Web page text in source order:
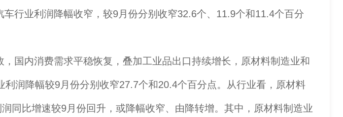
行业利润降幅收窄，较9月份分别收窄32.6个、11.9个和11.4个百分
内消费需求平稳恢复，叠加工业品出口持续增长，原材料制造业和
润降幅较9月份分别收窄27.7个和20.4个百分点。从行业看，原材料
同比增速较9月份回升，或降幅收窄、由降转增。其中，原材料制造业